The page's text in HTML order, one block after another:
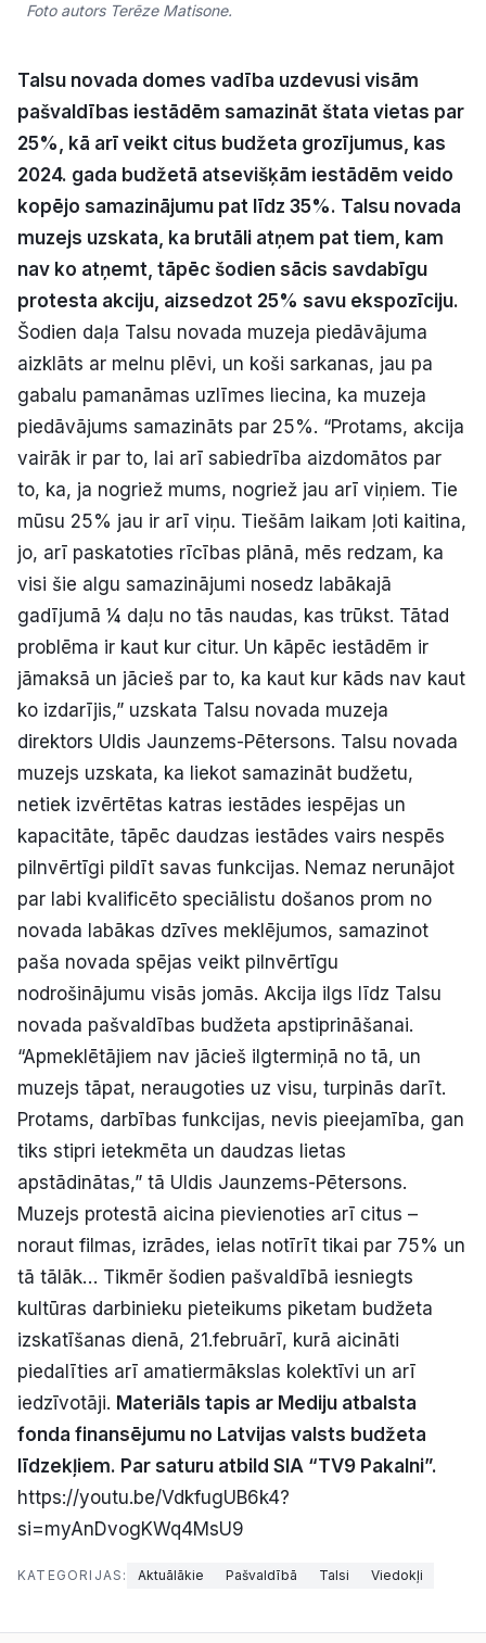
Reklāma
Politiskā reklāma
Par mums
Kontakti
Ziņo redakcijai
Facebook Instagram YouTube
E-avīze Abonē
Foto autors Terēze Matisone.
Talsu novada domes vadība uzdevusi visām
pašvaldības iestādēm samazināt štata vietas par
25%, kā arī veikt citus budžeta grozījumus, kas
2024. gada budžetā atsevišķām iestādēm veido
kopējo samazinājumu pat līdz 35%. Talsu novada
muzejs uzskata, ka brutāli atņem pat tiem, kam
nav ko atņemt, tāpēc šodien sācis savdabīgu
protesta akciju, aizsedzot 25% savu ekspozīciju.
Šodien daļa Talsu novada muzeja piedāvājuma
aizklāts ar melnu plēvi, un koši sarkanas, jau pa
gabalu pamanāmas uzlīmes liecina, ka muzeja
piedāvājums samazināts par 25%. “Protams, akcija
vairāk ir par to, lai arī sabiedrība aizdomātos par
to, ka, ja nogriež mums, nogriež jau arī viņiem. Tie
mūsu 25% jau ir arī viņu. Tiešām laikam ļoti kaitina,
jo, arī paskatoties rīcības plānā, mēs redzam, ka
visi šie algu samazinājumi nosedz labākajā
gadījumā ¼ daļu no tās naudas, kas trūkst. Tātad
problēma ir kaut kur citur. Un kāpēc iestādēm ir
jāmaksā un jācieš par to, ka kaut kur kāds nav kaut
ko izdarījis,” uzskata Talsu novada muzeja
direktors Uldis Jaunzems-Pētersons. Talsu novada
muzejs uzskata, ka liekot samazināt budžetu,
netiek izvērtētas katras iestādes iespējas un
kapacitāte, tāpēc daudzas iestādes vairs nespēs
pilnvērtīgi pildīt savas funkcijas. Nemaz nerunājot
par labi kvalificēto speciālistu došanos prom no
novada labākas dzīves meklējumos, samazinot
paša novada spējas veikt pilnvērtīgu
nodrošinājumu visās jomās. Akcija ilgs līdz Talsu
novada pašvaldības budžeta apstiprināšanai.
“Apmeklētājiem nav jācieš ilgtermiņā no tā, un
muzejs tāpat, neraugoties uz visu, turpinās darīt.
Protams, darbības funkcijas, nevis pieejamība, gan
tiks stipri ietekmēta un daudzas lietas
apstādinātas,” tā Uldis Jaunzems-Pētersons.
Muzejs protestā aicina pievienoties arī citus –
noraut filmas, izrādes, ielas notīrīt tikai par 75% un
tā tālāk… Tikmēr šodien pašvaldībā iesniegts
kultūras darbinieku pieteikums piketam budžeta
izskatīšanas dienā, 21.februārī, kurā aicināti
piedalīties arī amatiermākslas kolektīvi un arī
iedzīvotāji. Materiāls tapis ar Mediju atbalsta
fonda finansējumu no Latvijas valsts budžeta
līdzekļiem. Par saturu atbild SIA “TV9 Pakalni”.
https://youtu.be/VdkfugUB6k4?
si=myAnDvogKWq4MsU9
KATEGORIJAS: Aktuālākie Pašvaldībā Talsi Viedokļi